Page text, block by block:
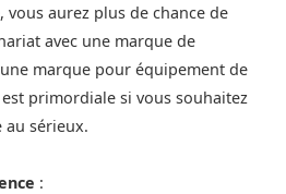
vous aurez plus de chance de
avec une marque de
une marque pour équipement de
primordiale si vous souhaitez
au sérieux.
: